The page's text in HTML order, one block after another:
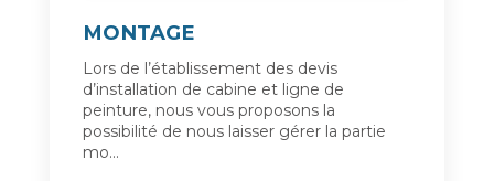
MONTAGE
Lors de l’établissement des devis
d’installation de cabine et ligne de
peinture, nous vous proposons la
possibilité de nous laisser gérer la partie
mo...